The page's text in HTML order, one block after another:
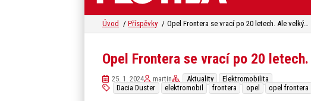
Úvod Příspěvky Opel Frontera se vrací po 20 letech. Ale velký offroad to nebude
Opel Frontera se vrací po 20
25. 1. 2024 martin Aktuality
Elektromobilita
Dacia Duster
elektromobil frontera opel opel frontera